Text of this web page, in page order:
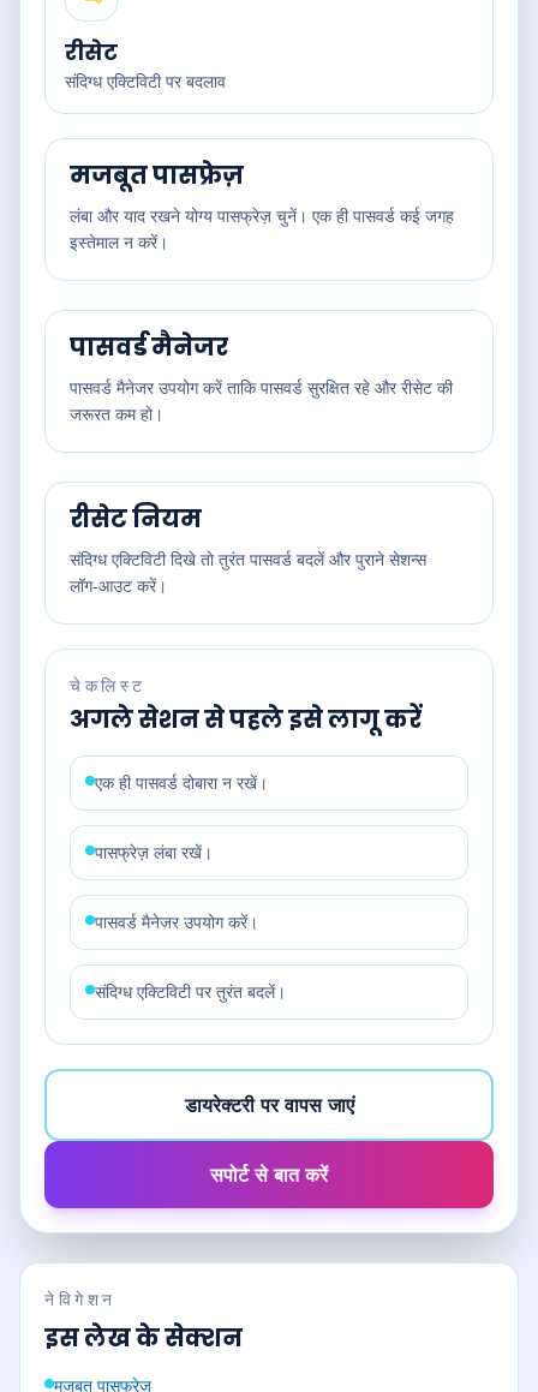
रीसेट
संदिग्ध एक्टिविटी पर बदलाव
मजबूत पासफ्रेज़
लंबा और याद रखने योग्य पासफ्रेज़ चुनें। एक ही पासवर्ड कई जगह
इस्तेमाल न करें।
पासवर्ड मैनेजर
पासवर्ड मैनेजर उपयोग करें ताकि पासवर्ड सुरक्षित रहे और रीसेट की
जरूरत कम हो।
रीसेट नियम
संदिग्ध एक्टिविटी दिखे तो तुरंत पासवर्ड बदलें और पुराने सेशन्स
लॉग‑आउट करें।
चेकलिस्ट
अगले सेशन से पहले इसे लागू करें
एक ही पासवर्ड दोबारा न रखें।
पासफ्रेज़ लंबा रखें।
पासवर्ड मैनेजर उपयोग करें।
संदिग्ध एक्टिविटी पर तुरंत बदलें।
डायरेक्टरी पर वापस जाएं
सपोर्ट से बात करें
नेविगेशन
इस लेख के सेक्शन
मजबूत पासफ्रेज़